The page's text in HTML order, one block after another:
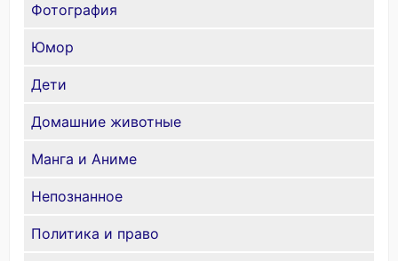
Фотография
Юмор
Дети
Домашние животные
Манга и Аниме
Непознанное
Политика и право